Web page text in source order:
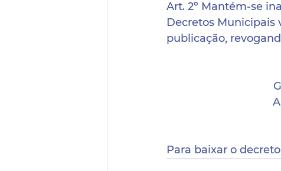
Art. 2º Mantém-se
Decretos Municipais
publicação,
Para baixar o